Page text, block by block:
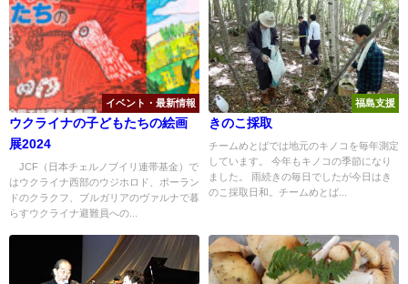
イベント・最新情報
ウクライナの子どもたちの絵画
展2024
JCF（日本チェルノブイリ連帯基金）で
はウクライナ西部のウジホロド、ポーラン
ドのクラクフ、ブルガリアのヴァルナで暮
らすウクライナ避難員への...
福島支援
きのこ採取
チームめとばでは地元のキノコを毎年測定
しています。 今年もキノコの季節になり
ました。 雨続きの毎日でしたが今日はき
のこ採取日和。チームめとば...